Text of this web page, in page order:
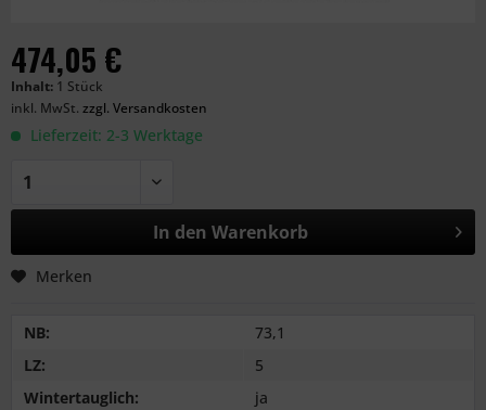
474,05 €
Inhalt: 1 Stück
inkl. MwSt. zzgl. Versandkosten
Lieferzeit: 2-3 Werktage
In den Warenkorb
Merken
NB:
73,1
LZ:
5
Wintertauglich:
ja